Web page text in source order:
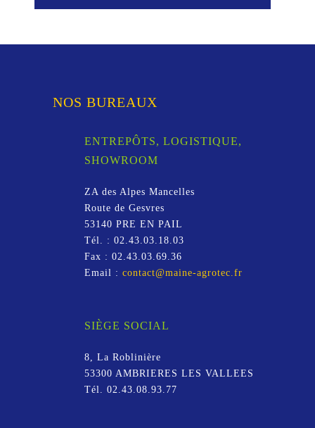
NOS BUREAUX
ENTREPÔTS, LOGISTIQUE,
SHOWROOM
ZA des Alpes Mancelles
Route de Gesvres
53140 PRE EN PAIL
Tél. : 02.43.03.18.03
Fax : 02.43.03.69.36
Email : contact@maine-agrotec.fr
SIÈGE SOCIAL
8, La Roblinière
53300 AMBRIERES LES VALLEES
Tél. 02.43.08.93.77